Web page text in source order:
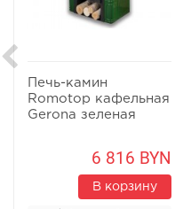
Печь-камин
Romotop кафельная
Gerona зеленая
6 816 BYN
В корзину